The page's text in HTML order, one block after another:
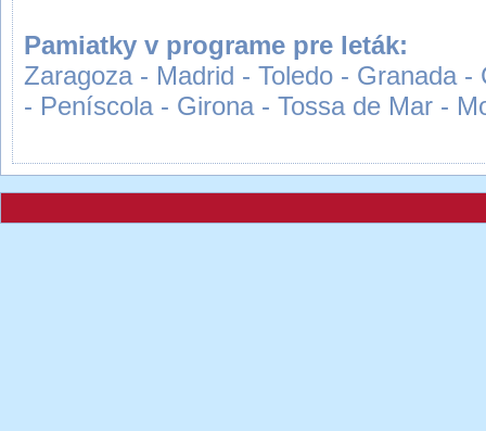
Pamiatky v programe pre leták:
Zaragoza - Madrid - Toledo - Granada
- Peníscola - Girona - Tossa de Mar -